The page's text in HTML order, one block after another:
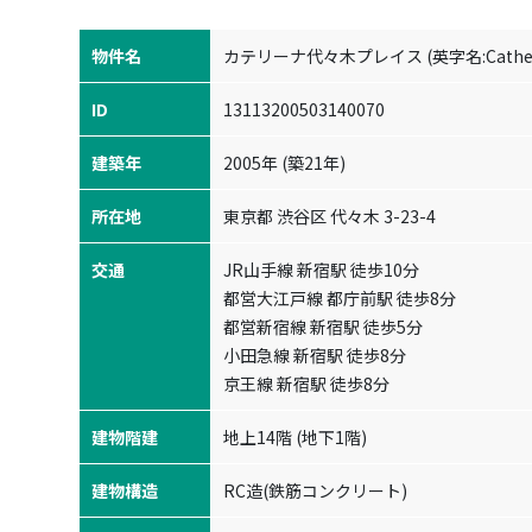
物件名 カテリーナ代々木プレイス (英字名
ID 13113200503140070
建築年 2005年 (築21年)
所在地 東京都 渋谷区 代々木 3-23-4
交通
JR山手線 新宿駅 徒歩10分
都営大江戸線 都庁前駅 徒歩8分
都営新宿線 新宿駅 徒歩5分
小田急線 新宿駅 徒歩8分
京王線 新宿駅 徒歩8分
建物階建 地上14階 (地下1階)
建物構造 RC造(鉄筋コンクリート)